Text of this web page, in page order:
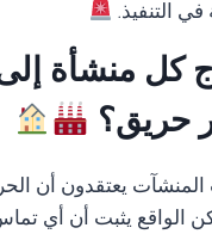
التنفيذ.
كل منشأة
حريق؟
يعتقدون أن
الواقع يثبت أن أي